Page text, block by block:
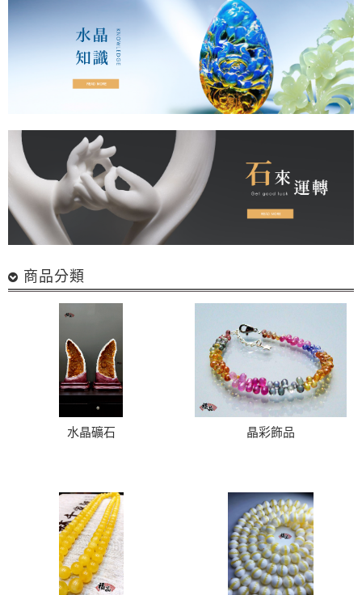
商品分類
水晶礦石 晶彩飾品